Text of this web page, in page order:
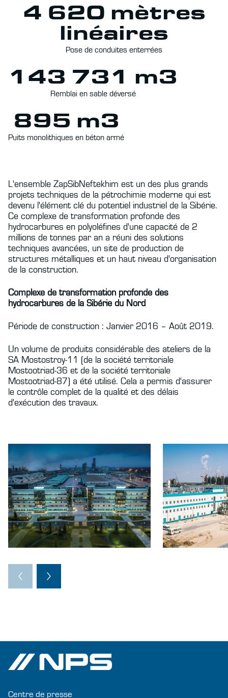
4 620 mètres
linéaires
Pose de conduites enterrées
143 731 m3
Remblai en sable déversé
895 m3
Puits monolithiques en béton armé
L'ensemble ZapSibNeftekhim est un des plus grands
projets techniques de la pétrochimie moderne qui est
devenu l'élément clé du potentiel industriel de la Sibérie.
Ce complexe de transformation profonde des
hydrocarbures en polyoléfines d'une capacité de 2
millions de tonnes par an a réuni des solutions
techniques avancées, un site de production de
structures métalliques et un haut niveau d'organisation
de la construction.
Complexe de transformation profonde des
hydrocarbures de la Sibérie du Nord
Période de construction : Janvier 2016 – Août 2019.
Un volume de produits considérable des ateliers de la
SA Mostostroy-11 (de la société territoriale
Mostootriad-36 et de la société territoriale
Mostootriad-87) a été utilisé. Cela a permis d'assurer
le contrôle complet de la qualité et des délais
d'exécution des travaux.
Centre de presse